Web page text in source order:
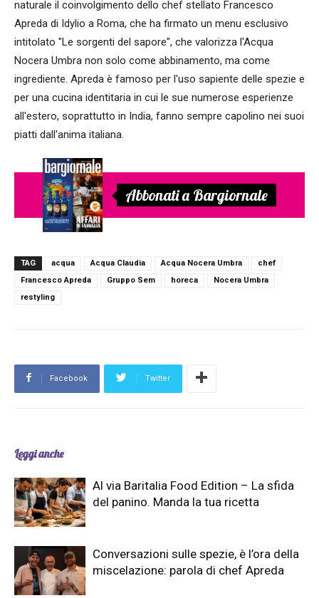
naturale il coinvolgimento dello chef stellato Francesco
Apreda di Idylio a Roma, che ha firmato un menu esclusivo
intitolato "Le sorgenti del sapore", che valorizza l'Acqua
Nocera Umbra non solo come abbinamento, ma come
ingrediente. Apreda è famoso per l'uso sapiente delle spezie e
per una cucina identitaria in cui le sue numerose esperienze
all'estero, soprattutto in India, fanno sempre capolino nei suoi
piatti dall'anima italiana.
Abbonati a Bargiornale
TAG acqua Acqua Claudia Acqua Nocera Umbra
chef
Francesco Apreda
Gruppo Sem horeca
Nocera Umbra
restyling
Facebook Twitter
Leggi anche
Al via Baritalia Food Edition – La sfida
del panino. Manda la tua ricetta
Conversazioni sulle spezie, è l’ora della
miscelazione: parola di chef Apreda